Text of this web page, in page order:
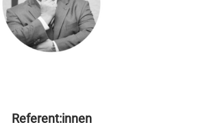
Referent:innen